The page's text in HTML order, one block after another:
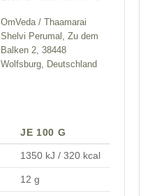
OmVeda / Thaamarai
Shelvi Perumal, Zu dem
Balken 2, 38448
Wolfsburg, Deutschland
JE 100 G
1350 kJ / 320 kcal
12 g